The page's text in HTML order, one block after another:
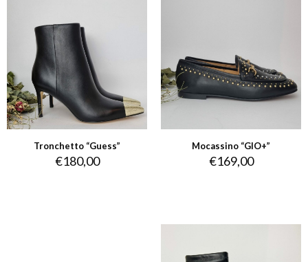
Tronchetto “Guess”
€180,00
Mocassino “GIO+”
€169,00